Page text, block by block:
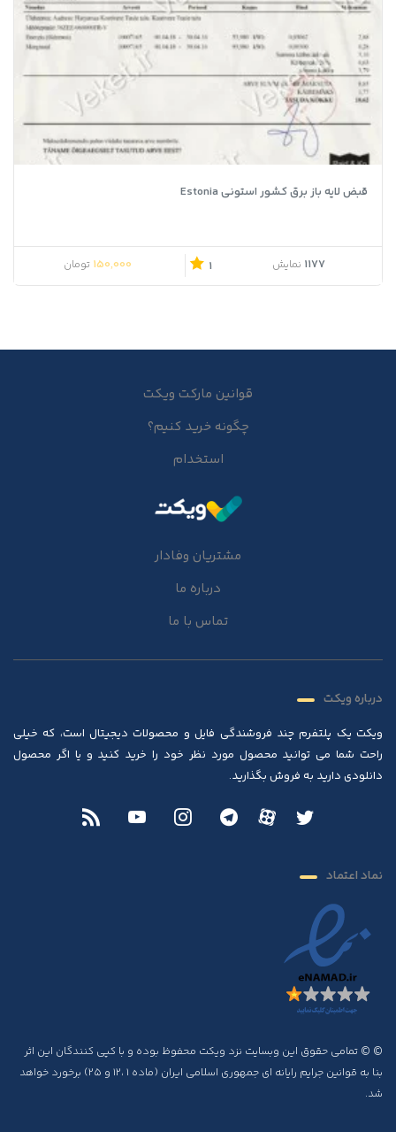
قبض لایه باز برق کشور استونی Estonia
1177 نمایش 1 قیمت اصلی 380,000 تومان بود.
150,000 تومان
قوانین مارکت ویکت
چگونه خرید کنیم؟
استخدام
مشتریان وفادار
درباره ما
تماس با ما
درباره ویکت
ویکت یک پلتفرم چند فروشندگی فایل و محصولات دیجیتال است، که خیلی
راحت شما می توانید محصول مورد نظر خود را خرید کنید و یا اگر محصول
دانلودی دارید به فروش بگذارید.
نماد اعتماد
© © تمامی حقوق این وبسایت نزد ویکت محفوظ بوده و با کپی کنندگان این اثر
بنا به قوانین جرایم رایانه ای جمهوری اسلامی ایران (ماده ۱ ،۱۲ و ۲۵) برخورد خواهد
شد.